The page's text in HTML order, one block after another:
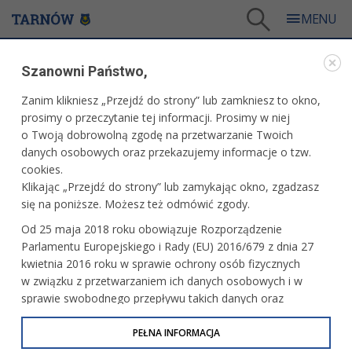
1/8 finału Pucharu Związku Piłki Ręcznej w Polsce młodzików
WARTO ZOBACZYĆ
1/8 FINAŁU PUCHARU ZWIĄZKU PIŁKI RĘCZNEJ W
POLSCE MŁODZIKÓW
19.05.2019, 13:08 19 maja 2019 r. fot. Artur Gawle
PRZECZYTAJ O TURNIEJU
Szanowni Państwo,
Zanim klikniesz „Przejdź do strony” lub zamkniesz to okno,
prosimy o przeczytanie tej informacji. Prosimy w niej
o Twoją dobrowolną zgodę na przetwarzanie Twoich
danych osobowych oraz przekazujemy informacje o tzw.
cookies.
Klikając „Przejdź do strony” lub zamykając okno, zgadzasz
się na poniższe. Możesz też odmówić zgody.
Od 25 maja 2018 roku obowiązuje Rozporządzenie
Parlamentu Europejskiego i Rady (EU) 2016/679 z dnia 27
kwietnia 2016 roku w sprawie ochrony osób fizycznych
w związku z przetwarzaniem ich danych osobowych i w
sprawie swobodnego przepływu takich danych oraz
uchylenia dyrektywy 95/46/WE (określane jako RODO, GDPR
lub Ogólne Rozporządzenie o Ochronie Danych
PEŁNA INFORMACJA